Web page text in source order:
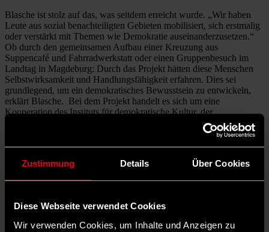
Zustimmung Details Über Cookies
Diese Webseite verwendet Cookies
Wir verwenden Cookies, um Inhalte und Anzeigen zu
Blasche ist stolz auf das, was seitdem erreicht wurde. „Wir haben
Leute aus sozial benachteiligten Gebieten mobilisiert, sich erstmalig
oder verstärkt mit Themen wie Demokratie auseinanderzusetzen.“
Ob durch den gemeinsamen Aufbau einer Kreuzung aus
Suppencafé und Fahrradwerkstatt oder einen Gruppenbesuch im
Landtag in Magdeburg: Durch das Projekt hätten diese Menschen
Selbstwirksamkeit und Handlungsfähigkeit erfahren. Dies sei
grundlegend, um ein demokratisches Bewusstsein zu entwickeln,
erklärt Blasche. Bei dem Projekt handelt es sich um eine
Kooperation des Instituts für demokratische Kultur, der
Sozialstärken gGmbH, der AWO SPI und dem Internationalen
Gedankengut und potenzielle AfD-Wähler*innen gegeben. „Durch
Veränderungsprozesse angestoßen“, berichtet Blasche. „Als es in
Community zusammen und übermalte sie mit einem wunderschönen